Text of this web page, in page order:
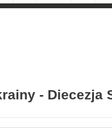
- Diecezja